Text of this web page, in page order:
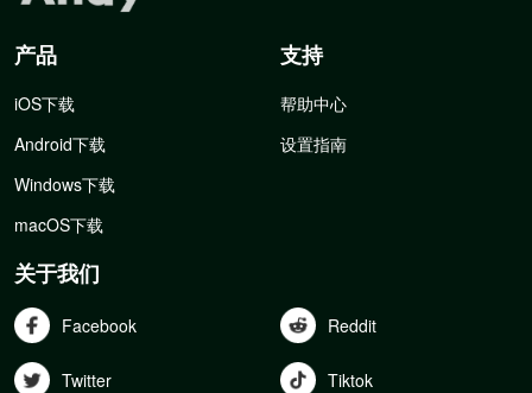
产品
iOS下载
Android下载
Windows下载
macOS下载
支持
帮助中心
设置指南
关于我们
Facebook Reddit
Twitter Tiktok